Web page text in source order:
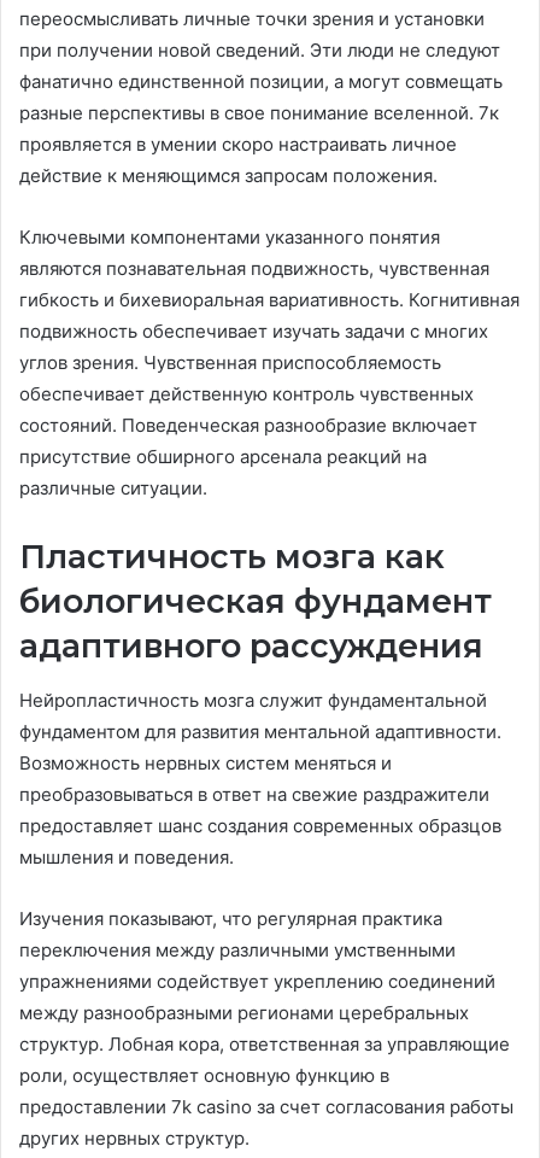
переосмысливать личные точки зрения и установки
при получении новой сведений. Эти люди не следуют
фанатично единственной позиции, а могут совмещать
разные перспективы в свое понимание вселенной. 7к
проявляется в умении скоро настраивать личное
действие к меняющимся запросам положения.
Ключевыми компонентами указанного понятия
являются познавательная подвижность, чувственная
гибкость и бихевиоральная вариативность. Когнитивная
подвижность обеспечивает изучать задачи с многих
углов зрения. Чувственная приспособляемость
обеспечивает действенную контроль чувственных
состояний. Поведенческая разнообразие включает
присутствие обширного арсенала реакций на
различные ситуации.
Пластичность мозга как
биологическая фундамент
адаптивного рассуждения
Нейропластичность мозга служит фундаментальной
фундаментом для развития ментальной адаптивности.
Возможность нервных систем меняться и
преобразовываться в ответ на свежие раздражители
предоставляет шанс создания современных образцов
мышления и поведения.
Изучения показывают, что регулярная практика
переключения между различными умственными
упражнениями содействует укреплению соединений
между разнообразными регионами церебральных
структур. Лобная кора, ответственная за управляющие
роли, осуществляет основную функцию в
предоставлении 7k casino за счет согласования работы
других нервных структур.